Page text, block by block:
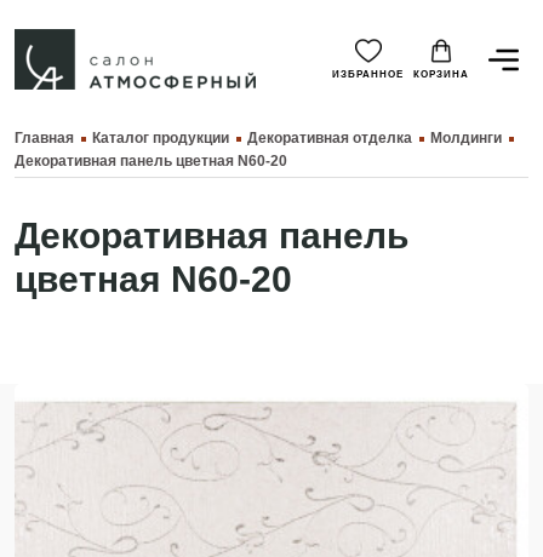
ИЗБРАННОЕ КОРЗИНА
Главная Каталог продукции Декоративная отделка
Молдинги
Декоративная панель цветная N60-20
Декоративная панель
цветная N60-20